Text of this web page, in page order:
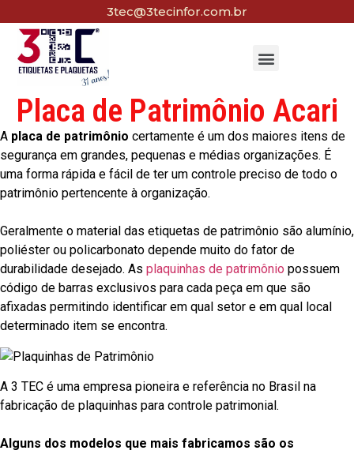
3tec@3tecinfor.com.br
Placa de Patrimônio Acari
A placa de patrimônio certamente é um dos maiores itens de
segurança em grandes, pequenas e médias organizações. É
uma forma rápida e fácil de ter um controle preciso de todo o
patrimônio pertencente à organização.
Geralmente o material das etiquetas de patrimônio são alumínio,
poliéster ou policarbonato depende muito do fator de
durabilidade desejado. As plaquinhas de patrimônio possuem
código de barras exclusivos para cada peça em que são
afixadas permitindo identificar em qual setor e em qual local
determinado item se encontra.
A 3 TEC é uma empresa pioneira e referência no Brasil na
fabricação de plaquinhas para controle patrimonial.
Alguns dos modelos que mais fabricamos são os